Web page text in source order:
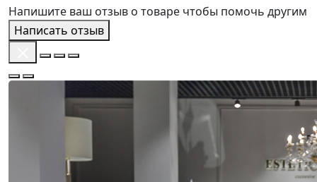
Напишите ваш отзыв о товаре чтобы помочь другим
Написать отзыв